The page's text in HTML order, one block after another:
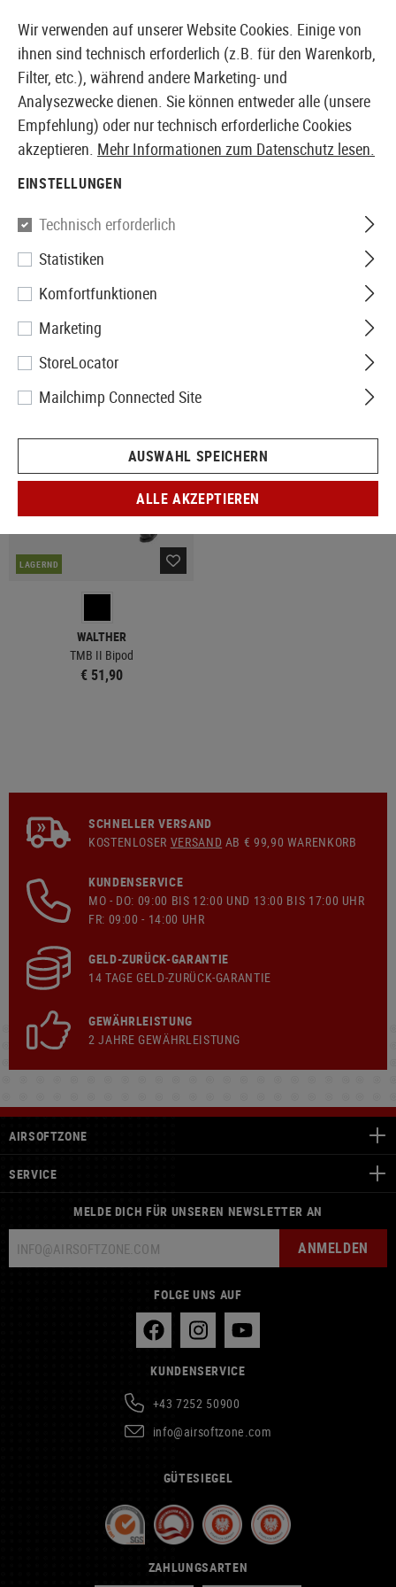
EUROPÄISCHER AIRSOFT SHOP & GROßHÄNDLER
ZWEIBEINE
1 Produkte
LAGERND
WALTHER
TMB II Bipod
€ 51,90
SCHNELLER VERSAND
KOSTENLOSER VERSAND AB € 99,90 WARENKORB
KUNDENSERVICE
MO - DO: 09:00 BIS 12:00 UND 13:00 BIS 17:00 UHR
FR: 09:00 - 14:00 UHR
GELD-ZURÜCK-GARANTIE
14 TAGE GELD-ZURÜCK-GARANTIE
GEWÄHRLEISTUNG
2 JAHRE GEWÄHRLEISTUNG
AIRSOFTZONE
SERVICE
MELDE DICH FÜR UNSEREN NEWSLETTER AN
ANMELDEN
FOLGE UNS AUF
KUNDENSERVICE
+43 7252 50900
info@airsoftzone.com
GÜTESIEGEL
ZAHLUNGSARTEN
Wir verwenden auf unserer Website Cookies. Einige von
ihnen sind technisch erforderlich (z.B. für den Warenkorb,
Filter, etc.), während andere Marketing- und
Analysezwecke dienen. Sie können entweder alle (unsere
Empfehlung) oder nur technisch erforderliche Cookies
akzeptieren. Mehr Informationen zum Datenschutz lesen.
EINSTELLUNGEN
Technisch erforderlich
Statistiken
Komfortfunktionen
Marketing
StoreLocator
Mailchimp Connected Site
AUSWAHL SPEICHERN
ALLE AKZEPTIEREN